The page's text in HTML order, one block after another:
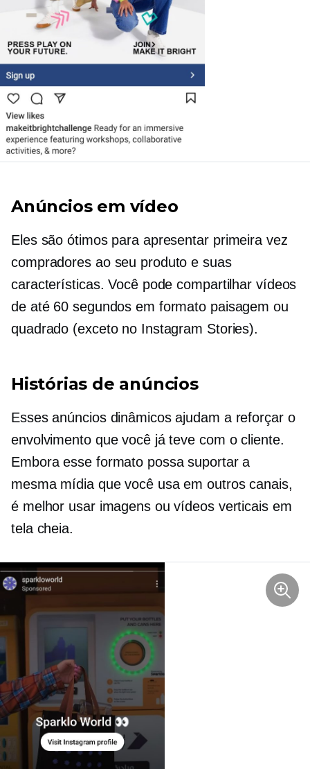
Anúncios em vídeo
Eles são ótimos para apresentar primeira vez
compradores ao seu produto e suas
características. Você pode compartilhar vídeos
de até 60 segundos em formato paisagem ou
quadrado (exceto no Instagram Stories).
Histórias de anúncios
Esses anúncios dinâmicos ajudam a reforçar o
envolvimento que você já teve com o cliente.
Embora esse formato possa suportar a
mesma mídia que você usa em outros canais,
é melhor usar imagens ou vídeos verticais em
tela cheia.